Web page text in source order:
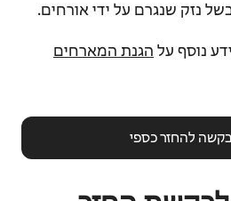
נוסף על הגנת המארחים
להחזר כספי